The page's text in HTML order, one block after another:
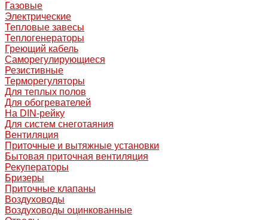
Газовые
Электрические
Тепловые завесы
Теплогенераторы
Греющий кабель
Саморегулирующиеся
Резистивные
Терморегуляторы
Для теплых полов
Для обогревателей
На DIN-рейку
Для систем снеготаяния
Вентиляция
Приточные и вытяжные установки
Бытовая приточная вентиляция
Рекуператоры
Бризеры
Приточные клапаны
Воздуховоды
Воздуховоды оцинкованные